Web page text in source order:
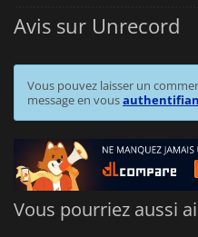
Avis sur Unrecord
Vous pouvez laisser un
message en vous
Vous pourriez aussi